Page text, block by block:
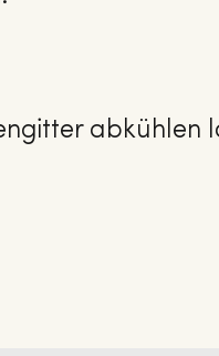
abkühlen